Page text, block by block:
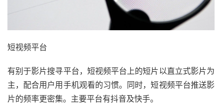
短视频平台
有别于影片搜寻平台，短视频平台上的短片以直立式影片为
主，配合用户用手机观看的习惯。同时，短视频平台推送影
片的频率更密集。主要平台有抖音及快手。